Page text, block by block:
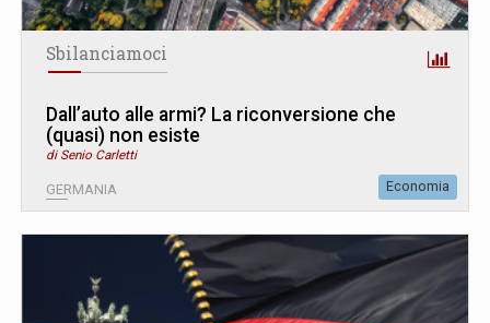
Sbilanciamoci
Dall’auto alle armi? La riconversione che
(quasi) non esiste
di Senio Carletti
GERMANIA Economia